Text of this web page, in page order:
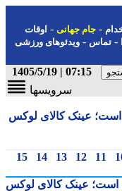
- جام جهانی-اوقات
-ویدئوهای ورزشی
07:15 | 1405/5/19
سرویسها
عینک کالای لوکس
12
13
14
15
عینک کالای لوکس